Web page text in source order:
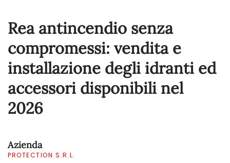
Rea antincendio senza
compromessi: vendita e
installazione degli idranti ed
accessori disponibili nel
2026
Azienda
PROTECTION S.R.L.